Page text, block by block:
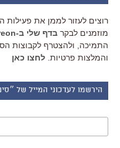
רוצים לעזור לממן את
מוזמנים לבקר בדף שלי ב-Patreon
התמיכה, ולהצטרף לקבוצות
והמלצות פרטיות. לחצו כאן
הירשמו לעדכוני המייל של